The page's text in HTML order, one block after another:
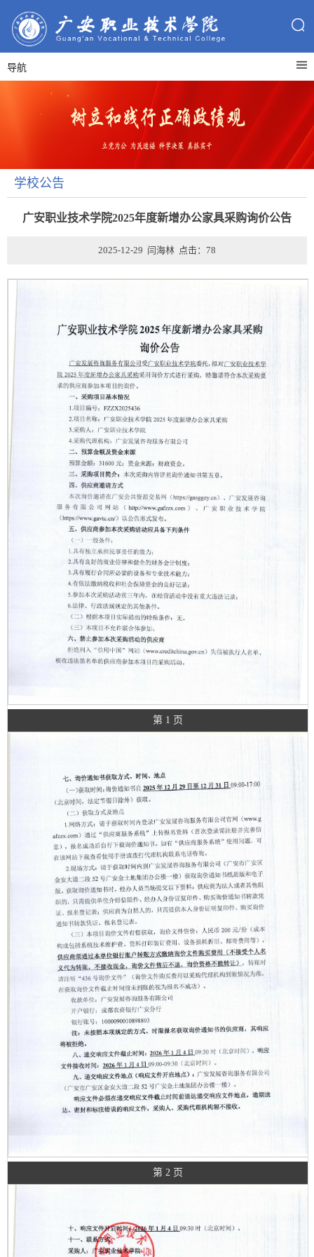
导航
学校公告
广安职业技术学院2025年度新增办公家具采购询价公告
2025-12-29 闫海林 点击： 78
第 1 页
第 2 页